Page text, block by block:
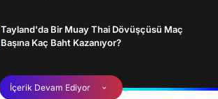
Tayland'da Bir Muay Thai Dövüşçüsü Maç
Başına Kaç Baht Kazanıyor?
İçerik Devam Ediyor